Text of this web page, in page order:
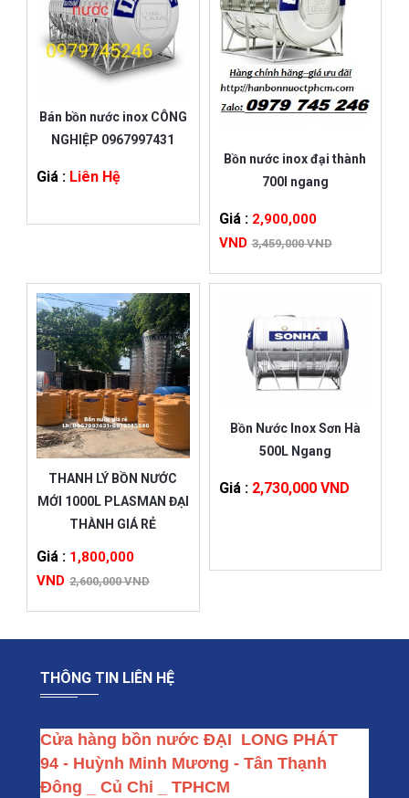
Bán bồn nước inox CÔNG
NGHIỆP 0967997431
Giá : Liên Hệ
Bồn nước inox đại thành
700l ngang
Giá : 2,900,000
VND 3,459,000 VND
THANH LÝ BỒN NƯỚC
MỚI 1000L PLASMAN ĐẠI
THÀNH GIÁ RẺ
Giá : 1,800,000
VND 2,600,000 VND
Bồn Nước Inox Sơn Hà
500L Ngang
Giá : 2,730,000 VND
THÔNG TIN LIÊN HỆ
Cửa hàng bồn nước ĐẠI  LONG PHÁT
94 - Huỳnh Minh Mương - Tân Thạnh
Đông _ Củ Chi _ TPHCM